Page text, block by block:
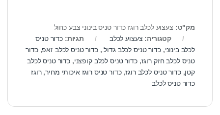
מק"ט: צעצוע לכלב רוגז כדור טניס בינוני צבע כחול
קטגוריה: צעצוע לכלב תגיות: כדור טניס
לכלב בינוני,כדור טניס לכלב גדול.,כדור טניס לכלב זאפ,כדור
טניס לכלב חזק רוגז,כדור טניס לכלב קופצני,כדור טניס לכלב
קטן,כדור טניס לכלב רוגז,כדור טניס רוגז איכותי מחיר,רוגז
כדור טניס לכלב